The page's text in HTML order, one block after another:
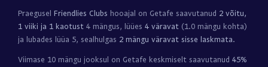
Praegusel Friendlies Clubs hooajal on Getafe saavutanud 2 võitu,
1 viiki ja 1 kaotust 4 mängus, lüües 4 väravat (1.0 mängu kohta)
ja lubades lüüa 5, sealhulgas 2 mängu väravat sisse laskmata.
Viimase 10 mängu jooksul on Getafe keskmiselt saavutanud 45%